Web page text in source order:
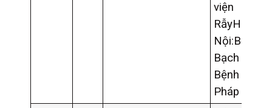
viện
RẫyHà
Nội:Bệnh
Bạch
Bệnh viện
Pháp